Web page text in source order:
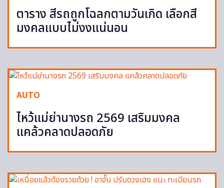
ตาราง สีรถถูกโฉลกตามวันเกิด เลือกสี
มงคลแบบไม่งงแน่นอน
AUTO
ไหว้แม่ย่านางรถ 2569 เสริมมงคล
แคล้วคลาดปลอดภัย